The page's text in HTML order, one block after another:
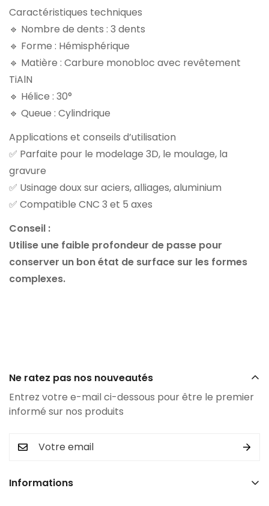
Caractéristiques techniques
🔹 Nombre de dents : 3 dents
🔹 Forme : Hémisphérique
🔹 Matière : Carbure monobloc avec revêtement
TiAlN
🔹 Hélice : 30°
🔹 Queue : Cylindrique
Applications et conseils d’utilisation
✅ Parfaite pour le modelage 3D, le moulage, la
gravure
✅ Usinage doux sur aciers, alliages, aluminium
✅ Compatible CNC 3 et 5 axes
Conseil :
Utilise une faible profondeur de passe pour
conserver un bon état de surface sur les formes
complexes.
Ne ratez pas nos nouveautés
Entrez votre e-mail ci-dessous pour être le premier
informé sur nos produits
Informations